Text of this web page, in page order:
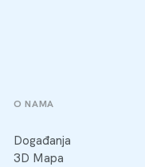
O NAMA
Događanja
3D Mapa